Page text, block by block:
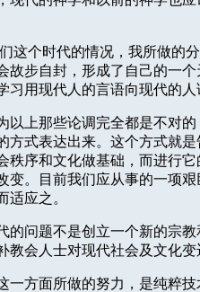
这个时代的情况，我所做的
故步自封，形成了自己的一
习用现代人的言语向现代的
以上那些论调完全都是不对
方式表达出来。这个方式就
秩序和文化做基础，而进行
变。目前我们应从事的一项
适应之。
的问题不是创立一个新的宗
教会人士对现代社会及文化
一方面所做的努力，是纯粹